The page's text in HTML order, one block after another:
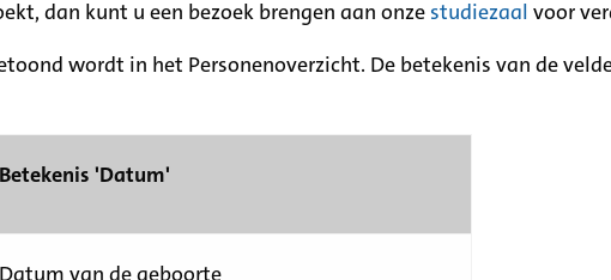
dan kunt u een bezoek brengen aan onze studiezaal voor
wordt in het Personenoverzicht. De betekenis van de
Betekenis 'Datum'
Datum van de geboorte